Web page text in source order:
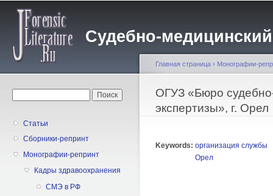
Судебно-
Статьи
Сборники-репринт
Монографии-репринт
Кадры здравоохранения
CMЭ в РФ
Вы здесь
Главная страница › Монографии-
ОГУЗ «Бюро
экспертизы», г. Орел
Keywords: организация службы
Орел